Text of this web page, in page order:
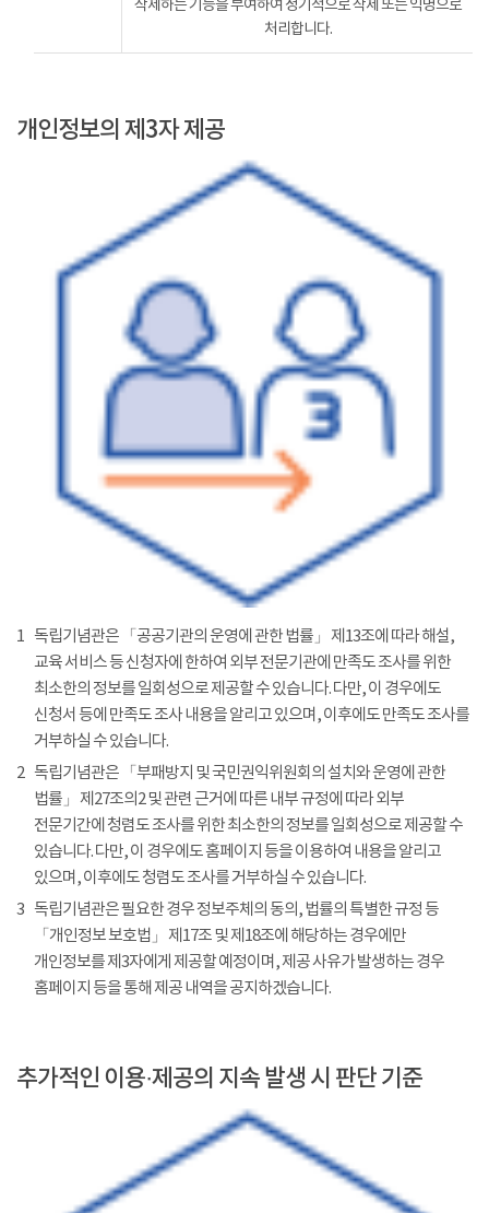
삭제하는 기능을 부여하여 정기적으로 삭제 또는 익명으로
처리합니다.
개인정보의 제3자 제공
1 독립기념관은 「공공기관의 운영에 관한 법률」 제13조에 따라 해설,
교육 서비스 등 신청자에 한하여 외부 전문기관에 만족도 조사를 위한
최소한의 정보를 일회성으로 제공할 수 있습니다. 다만, 이 경우에도
신청서 등에 만족도 조사 내용을 알리고 있으며, 이후에도 만족도 조사를
거부하실 수 있습니다.
2 독립기념관은 「부패방지 및 국민권익위원회의 설치와 운영에 관한
법률」 제27조의2 및 관련 근거에 따른 내부 규정에 따라 외부
전문기간에 청렴도 조사를 위한 최소한의 정보를 일회성으로 제공할 수
있습니다. 다만, 이 경우에도 홈페이지 등을 이용하여 내용을 알리고
있으며, 이후에도 청렴도 조사를 거부하실 수 있습니다.
3 독립기념관은 필요한 경우 정보주체의 동의, 법률의 특별한 규정 등
「개인정보 보호법」 제17조 및 제18조에 해당하는 경우에만
개인정보를 제3자에게 제공할 예정이며, 제공 사유가 발생하는 경우
홈페이지 등을 통해 제공 내역을 공지하겠습니다.
추가적인 이용·제공의 지속 발생 시 판단 기준